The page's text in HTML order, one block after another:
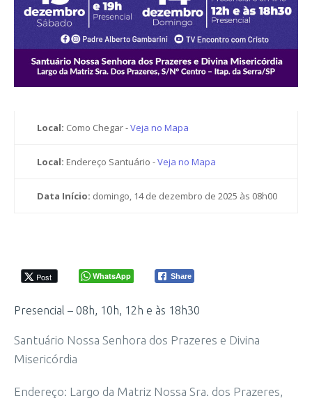
Local: Como Chegar -Veja no Mapa
Local: Endereço Santuário -Veja no Mapa
Data Início: domingo, 14 de dezembro de 2025 às 08h00
Post WhatsApp Share
Presencial – 08h, 10h, 12h e às 18h30
Santuário Nossa Senhora dos Prazeres e Divina
Misericórdia
Endereço: Largo da Matriz Nossa Sra. dos Prazeres,